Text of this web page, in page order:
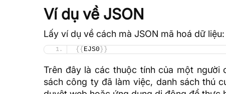
Ví dụ về JSON
Lấy ví dụ về cách mà JSON mã hoá dữ liệu:
{{ EJS0 }}
Trên đây là các thuộc tính của một người
sách công ty đã làm việc, danh sách thú